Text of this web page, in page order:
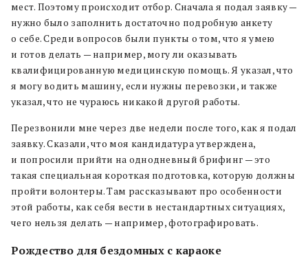
мест. Поэтому происходит отбор. Сначала я подал заявку —
нужно было заполнить достаточно подробную анкету
о себе. Среди вопросов были пункты о том, что я умею
и готов делать — например, могу ли оказывать
квалифицированную медицинскую помощь. Я указал, что
я могу водить машину, если нужны перевозки, и также
указал, что не чураюсь никакой другой работы.
Перезвонили мне через две недели после того, как я подал
заявку. Сказали, что моя кандидатура утверждена,
и попросили прийти на однодневный брифинг — это
такая специальная короткая подготовка, которую должны
пройти волонтеры. Там рассказывают про особенности
этой работы, как себя вести в нестандартных ситуациях,
чего нельзя делать — например, фотографировать.
Рождество для бездомных с караоке